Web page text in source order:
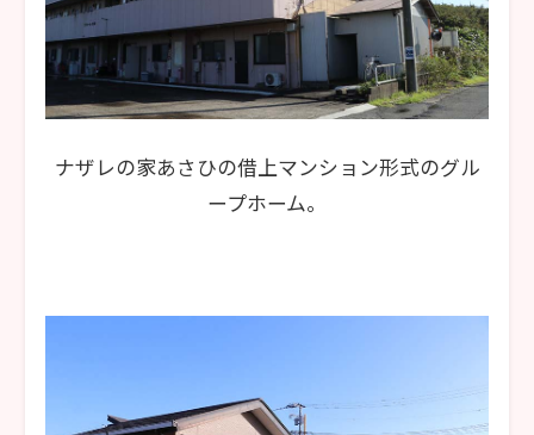
ナザレの家あさひの借上マンション形式のグル
ープホーム。